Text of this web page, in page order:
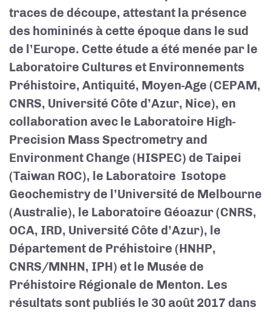
traces de découpe, attestant la présence
des homininés à cette époque dans le sud
de l’Europe. Cette étude a été menée par le
Laboratoire Cultures et Environnements
Préhistoire, Antiquité, Moyen-Age (CEPAM,
CNRS, Université Côte d’Azur, Nice), en
collaboration avec le Laboratoire High-
Precision Mass Spectrometry and
Environment Change (HISPEC) de Taipei
(Taiwan ROC), le Laboratoire Isotope
Geochemistry de l’Université de Melbourne
(Australie), le Laboratoire Géoazur (CNRS,
OCA, IRD, Université Côte d’Azur), le
Département de Préhistoire (HNHP,
CNRS/MNHN, IPH) et le Musée de
Préhistoire Régionale de Menton. Les
résultats sont publiés le 30 août 2017 dans